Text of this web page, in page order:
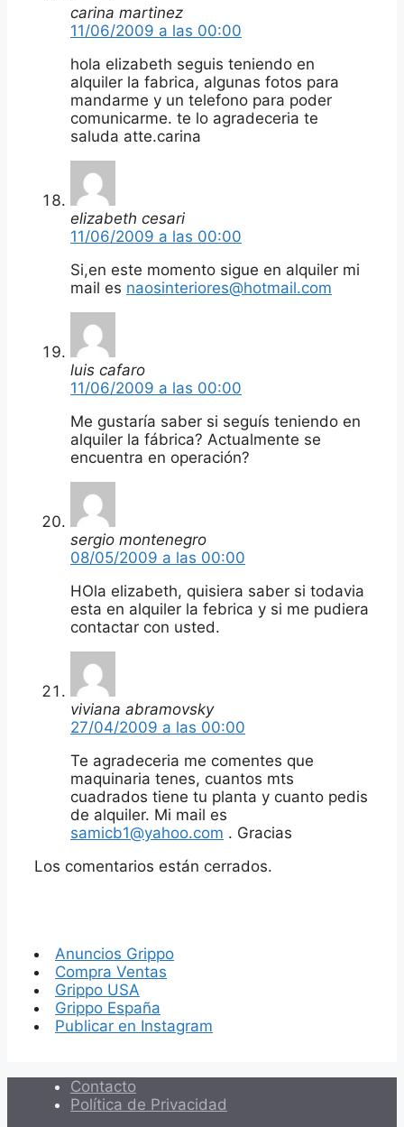
carina martinez
11/06/2009 a las 00:00
hola elizabeth seguis teniendo en
alquiler la fabrica, algunas fotos para
mandarme y un telefono para poder
comunicarme. te lo agradeceria te
saluda atte.carina
elizabeth cesari
11/06/2009 a las 00:00
Si,en este momento sigue en alquiler mi
mail es naosinteriores@hotmail.com
luis cafaro
11/06/2009 a las 00:00
Me gustaría saber si seguís teniendo en
alquiler la fábrica? Actualmente se
encuentra en operación?
sergio montenegro
08/05/2009 a las 00:00
HOla elizabeth, quisiera saber si todavia
esta en alquiler la febrica y si me pudiera
contactar con usted.
viviana abramovsky
27/04/2009 a las 00:00
Te agradeceria me comentes que
maquinaria tenes, cuantos mts
cuadrados tiene tu planta y cuanto pedis
de alquiler. Mi mail es
samicb1@yahoo.com . Gracias
Los comentarios están cerrados.
Anuncios Grippo
Compra Ventas
Grippo USA
Grippo España
Publicar en Instagram
Contacto
Política de Privacidad